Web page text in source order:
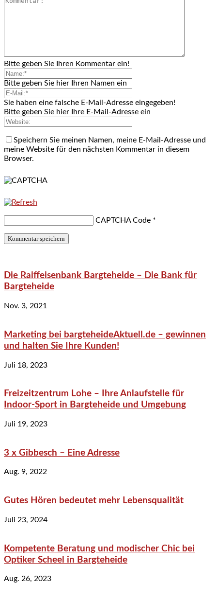
Bitte geben Sie Ihren Kommentar ein!
Bitte geben Sie hier Ihren Namen ein
Sie haben eine falsche E-Mail-Adresse eingegeben!
Bitte geben Sie hier Ihre E-Mail-Adresse ein
Speichern Sie meinen Namen, meine E-Mail-Adresse und
meine Website für den nächsten Kommentar in diesem
Browser.
CAPTCHA Code *
Die Raiffeisenbank Bargteheide – Die Bank für
Bargteheide
Nov. 3, 2021
Marketing bei bargteheideAktuell.de – gewinnen
und halten Sie Ihre Kunden!
Juli 18, 2023
Freizeitzentrum Lohe – Ihre Anlaufstelle für
Indoor-Sport in Bargteheide und Umgebung
Juli 19, 2023
3 x Gibbesch – Eine Adresse
Aug. 9, 2022
Gutes Hören bedeutet mehr Lebensqualität
Juli 23, 2024
Kompetente Beratung und modischer Chic bei
Optiker Scheel in Bargteheide
Aug. 26, 2023